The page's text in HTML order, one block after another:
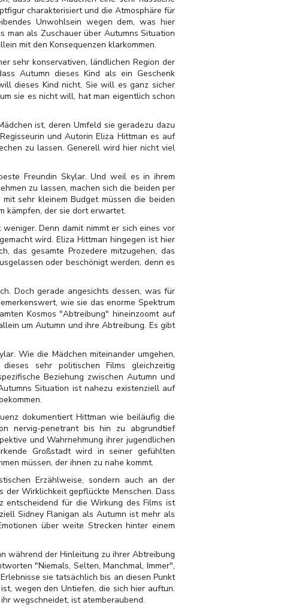
charakterisiert und die Atmosphäre für
Unwohlsein wegen dem, was hier
als Zuschauer über Autumns Situation
mit den Konsequenzen klarkommen.
sehr konservativen, ländlichen Region der
Autumn dieses Kind als ein Geschenk
dieses Kind nicht. Sie will es ganz sicher
sie es nicht will, hat man eigentlich schon
ist, deren Umfeld sie geradezu dazu
und Autorin Eliza Hittman es auf
zu lassen. Generell wird hier nicht viel
Freundin Skylar. Und weil es in ihrem
zu lassen, machen sich die beiden per
sehr kleinem Budget müssen die beiden
kämpfen, der sie dort erwartet.
Denn damit nimmt er sich eines vor
wird. Eliza Hittman hingegen ist hier
das gesamte Prozedere mitzugehen, das
oder beschönigt werden, denn es
Doch gerade angesichts dessen, was für
wie sie das enorme Spektrum
Kosmos "Abtreibung" hineinzoomt auf
um Autumn und ihre Abtreibung. Es gibt
Wie die Mädchen miteinander umgehen,
sehr politischen Films gleichzeitig
Beziehung zwischen Autumn und
Situation ist nahezu existenziell auf
dokumentiert Hittman wie beiläufig die
nervig-penetrant bis hin zu abgrundtief
und Wahrnehmung ihrer jugendlichen
Großstadt wird in seiner gefühlten
müssen, der ihnen zu nahe kommt.
Erzählweise, sondern auch an der
der Wirklichkeit gepflückte Menschen. Dass
entscheidend für die Wirkung des Films ist
Sidney Flanigan als Autumn ist mehr als
über weite Strecken hinter einem
während der Hinleitung zu ihrer Abtreibung
"Niemals, Selten, Manchmal, Immer",
sie tatsächlich bis an diesen Punkt
wegen den Untiefen, die sich hier auftun.
wegschneidet, ist atemberaubend.